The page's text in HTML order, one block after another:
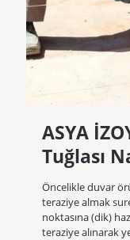
ASYA
Tuğlası
Öncelikle duvar
teraziye almak
noktasına (dik)
teraziye alınarak